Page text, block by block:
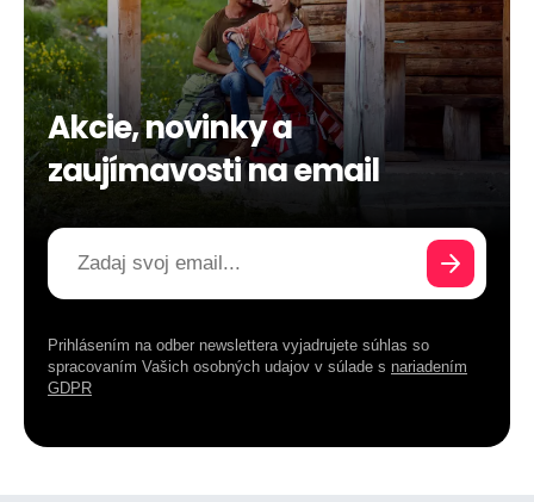
Akcie, novinky a
zaujímavosti na email
Prihlásením na odber newslettera vyjadrujete súhlas so
spracovaním Vašich osobných udajov v súlade s nariadením
GDPR